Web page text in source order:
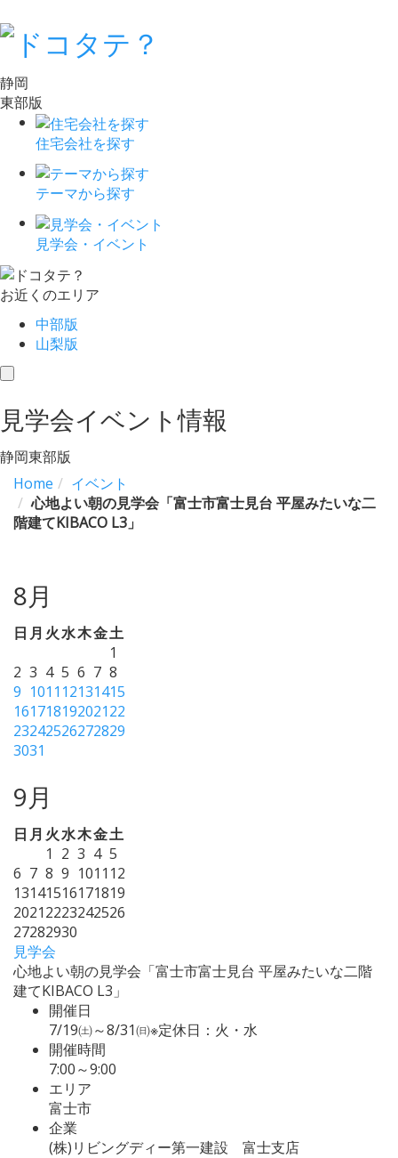
静岡
東部版
住宅会社を探す
テーマから探す
見学会・イベント
お近くのエリア
中部版
山梨版
toggle
見学会イベント情報
静岡東部版
Home
イベント
心地よい朝の見学会「富士市富士見台 平屋みたいな二
階建てKIBACO L3」
8月
日 月 火水木金土
1
2 3 4 5 6 7 8
9 1011 12131415
16171819202122
23242526272829
3031
9月
日 月 火水木金土
1 2 3 4 5
6 7 8 9 1011 12
13141516171819
20212223242526
27282930
見学会
心地よい朝の見学会「富士市富士見台 平屋みたいな二階
建てKIBACO L3」
開催日
7/19㈯～8/31㈰※定休日：火・水
開催時間
7:00～9:00
エリア
富士市
企業
(株)リビングディー第一建設 富士支店